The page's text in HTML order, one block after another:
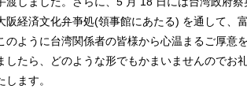
阪経済文化弁亊処(領事館にあたる) を通して、
のように台湾関係者の皆様から心温まるご厚意
したら、どのような形でもかまいませんのでお
します。